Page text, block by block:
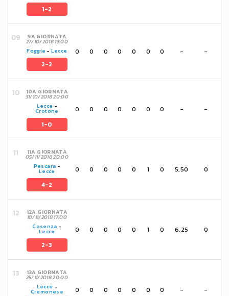
1-2
9A GIORNATA
27/10/2018 13:00
Foggia - Lecce
2-2
0 0 0 0 0 0 0 - -
10A GIORNATA
31/10/2018 20:00
Lecce -
Crotone
1-0
0 0 0 0 0 0 0 - -
11A GIORNATA
05/11/2018 20:00
Pescara -
Lecce
4-2
0 0 0 0 0 1 0 5,50 0
12A GIORNATA
10/11/2018 17:00
Cosenza -
Lecce
2-3
0 0 0 0 0 1 0 6,25 0
13A GIORNATA
25/11/2018 20:00
Lecce -
Cremonese 0 0 0 0 0 0 0 - -